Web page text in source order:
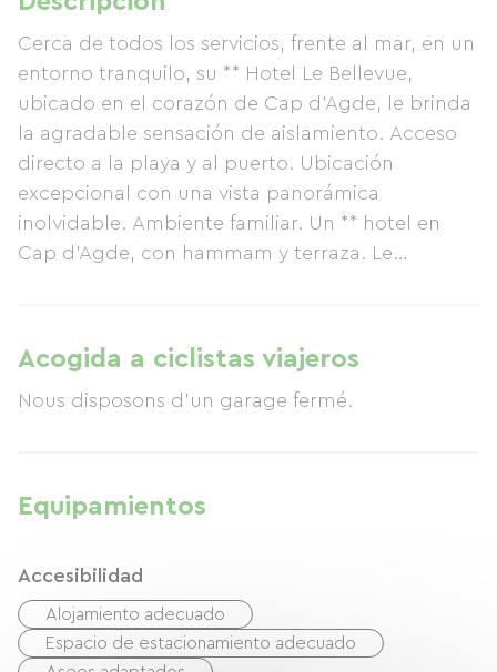
Cerca de todos los servicios, frente al mar, en un
entorno tranquilo, su ** Hotel Le Bellevue,
ubicado en el corazón de Cap d'Agde, le brinda
la agradable sensación de aislamiento. Acceso
directo a la playa y al puerto. Ubicación
excepcional con una vista panorámica
inolvidable. Ambiente familiar. Un ** hotel en
Cap d'Agde, con hammam y terraza. Le
entorno tranquilo para sus vacaciones o
seminarios de negocios. Ascensor, aparcamiento
privado, garaje para motocicletas y bicicletas,
Acogida a ciclistas viajeros
Nous disposons d'un garage fermé.
Equipamientos
Accesibilidad
Alojamiento adecuado
Espacio de estacionamiento adecuado